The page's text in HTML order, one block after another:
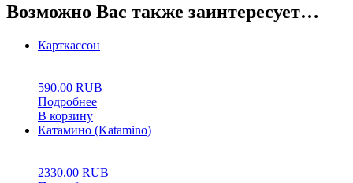
Возможно Вас также заинтересует…
Карткассон
590.00 RUB
Подробнее
В корзину
Катамино (Katamino)
2330.00 RUB